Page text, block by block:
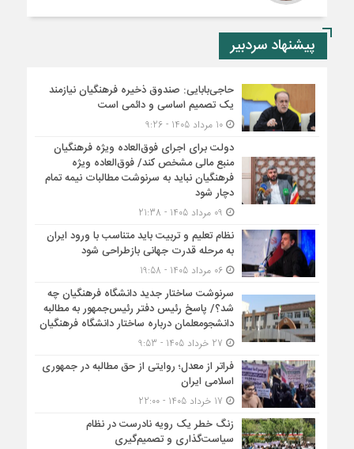
پیشنهاد سردبیر
حاجی‌بابایی: صندوق ذخیره فرهنگیان نیازمند
یک تصمیم اساسی و دائمی است
10 مرداد 1405 - 9:26
دولت برای اجرای فوق‌العاده ویژه فرهنگیان
منبع مالی مشخص کند/ فوق‌العاده ویژه
فرهنگیان نباید به سرنوشت مطالبات نیمه‌ تمام
دچار شود
نظام تعلیم و تربیت باید متناسب با ورود ایران
به مرحله قدرت جهانی بازطراحی شود
06 مرداد 1405 - 19:58
سرنوشت ساختار جدید دانشگاه فرهنگیان چه
شد؟/ پاسخ رئیس دفتر رئیس‌جمهور به مطالبه
دانشجومعلمان درباره ساختار دانشگاه فرهنگیان
فراتر از معدل؛ روایتی از حق مطالبه در جمهوری
اسلامی ایران
زنگ خطر یک رویه نادرست در نظام
سیاست‌گذاری و تصمیم‌گیری